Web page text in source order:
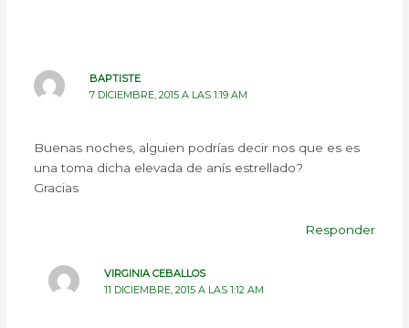
BAPTISTE
7 DICIEMBRE, 2015 A LAS 1:19 AM
Buenas noches, alguien podrías decir nos que es es
una toma dicha elevada de anís estrellado?
Gracias
Responder
VIRGINIA CEBALLOS
11 DICIEMBRE, 2015 A LAS 1:12 AM